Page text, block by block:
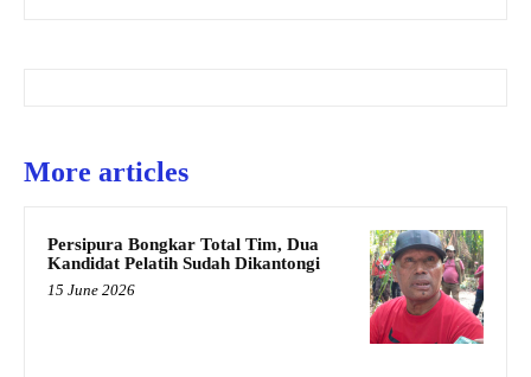
More articles
Persipura Bongkar Total Tim, Dua
Kandidat Pelatih Sudah Dikantongi
15 June 2026